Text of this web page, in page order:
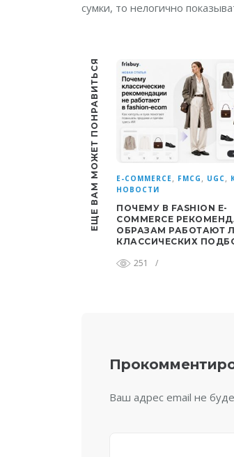
сумки, то нелогично
ЕЩЕ ВАМ МОЖЕТ ПОНРАВИТЬСЯ E-COMMERCE, FMCG , UGC ,
НОВОСТИ
ПОЧЕМУ В FASHION E-
COMMERCE
ОБРАЗАМ РАБОТАЮТ
КЛАССИЧЕСКИХ
251 /
Ваш адрес email не